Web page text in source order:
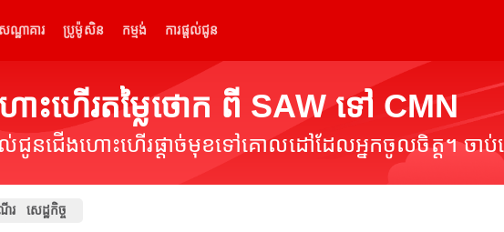
សណ្ឋាគារ ប្រូម៉ូសិន កម្មង់ ការផ្តល់ជូន
ោះហើរតម្លៃថោក ពី SAW ទៅ CMN
ល់ជូនជើងហោះហើរផ្តាច់មុខទៅគោលដៅដែលអ្នកចូលចិត្ត។ ចាប់
រ សេដ្ឋកិច្ច